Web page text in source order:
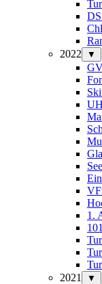
2022
▼
1.
2021
▼